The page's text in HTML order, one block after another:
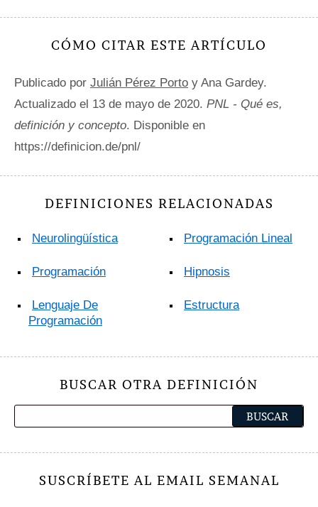
CÓMO CITAR ESTE ARTÍCULO
Publicado por Julián Pérez Porto y Ana Gardey.
Actualizado el 13 de mayo de 2020. PNL - Qué es,
definición y concepto. Disponible en
https://definicion.de/pnl/
DEFINICIONES RELACIONADAS
Neurolingüística
Programación
Lenguaje De
Programación
Programación Lineal
Hipnosis
Estructura
BUSCAR OTRA DEFINICIÓN
SUSCRÍBETE AL EMAIL SEMANAL